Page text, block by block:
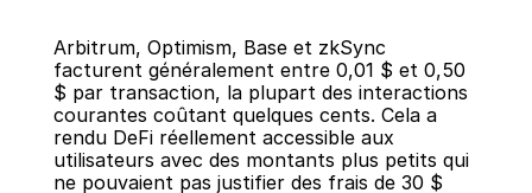
Arbitrum, Optimism, Base et zkSync
facturent généralement entre 0,01 $ et 0,50
$ par transaction, la plupart des interactions
courantes coûtant quelques cents. Cela a
rendu DeFi réellement accessible aux
utilisateurs avec des montants plus petits qui
ne pouvaient pas justifier des frais de 30 $